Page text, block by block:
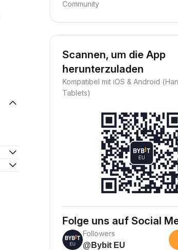
Community
Scannen, um die App
herunterzuladen
Kompatibel mit iOS & Android
Tablets)
Folge uns auf Social
Followers
@Bybit EU